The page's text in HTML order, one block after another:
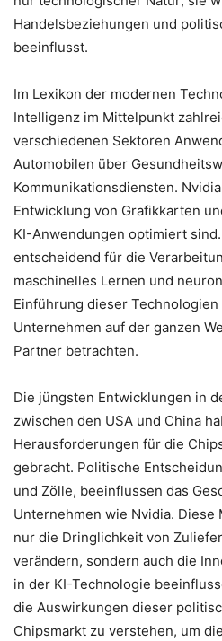
Handelsbeziehungen und
beeinflusst.
Im Lexikon der modernen
Intelligenz im Mittelpunkt
verschiedenen Sektoren
Automobilen über
Kommunikationsdiensten.
Entwicklung von Grafikkarten
KI-Anwendungen optimiert
entscheidend für die
maschinelles Lernen und
Einführung dieser
Unternehmen auf der ganzen
Partner betrachten.
Die jüngsten Entwicklungen in
zwischen den USA und China
Herausforderungen für die
gebracht. Politische
und Zölle, beeinflussen das
Unternehmen wie Nvidia. Diese
nur die Dringlichkeit von
verändern, sondern auch die
in der KI-Technologie
die Auswirkungen dieser
Chipsmarkt zu verstehen, um